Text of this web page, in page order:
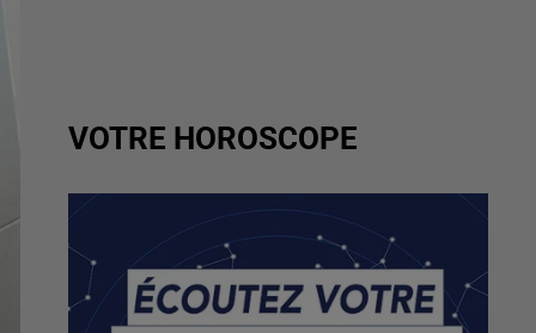
VOTRE HOROSCOPE